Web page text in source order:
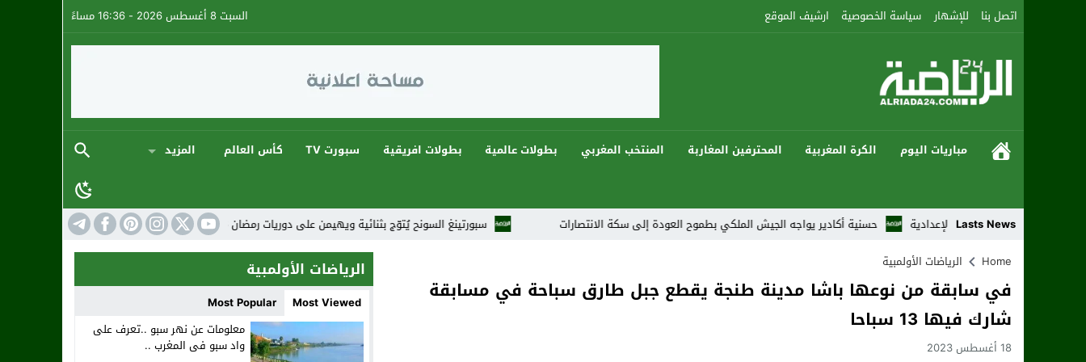
اتصل بنا للإشهار سياسة الخصوصية ارشيف الموقع السبت 8 أغسطس 2026 - 16:36 مساءً
مباريات اليوم الكرة المغربية المحترفين المغاربة المنتخب المغربي بطولات عالمية بطولات افريقية سبورت TV كأس العالم المزيد
Lasts News سبورتينغ السونح يُتوّج بثنائية ويهيمن على دوريات رمضان 2026 في أجواء كروية استثنائية المنتخب المغربي: من النزالات الإعدادية
حسنية أكادير يواجه الجيش الملكي بطموح العودة إلى سكة الانتصارات
Home
الرياضات الأولمبية
في سابقة من نوعها باشا مدينة طنجة يقطع جبل طارق سباحة في مسابقة
شارك فيها 13 سباحا
18 أغسطس 2023
الرياضات الأولمبية
Most Viewed
Most Popular
معلومات عن نهر سبو ..تعرف على
واد سبو فى المغرب ..